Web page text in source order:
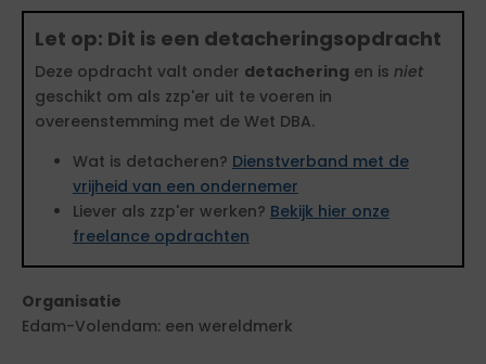
Let op: Dit is een detacheringsopdracht
Deze opdracht valt onder detachering en is niet
geschikt om als zzp'er uit te voeren in
overeenstemming met de Wet DBA.
Wat is detacheren? Dienstverband met de
vrijheid van een ondernemer
Liever als zzp'er werken? Bekijk hier onze
freelance opdrachten
Organisatie
Edam-Volendam: een wereldmerk